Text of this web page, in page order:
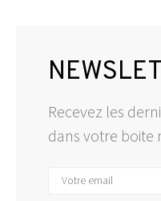
Recevez les
dans votre boite